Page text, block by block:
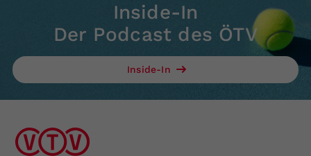
Inside-In
Der Podcast des ÖTV
Inside-In